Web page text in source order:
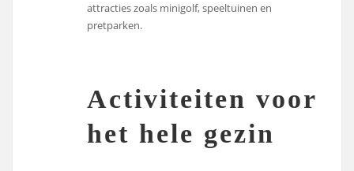
attracties zoals minigolf, speeltuinen en
pretparken.
Activiteiten voor
het hele gezin